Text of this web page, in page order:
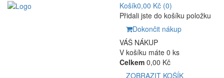
Košík0,00 Kč (0)
Přidali jste do košíku položku
Dokončit nákup
VÁŠ NÁKUP
V košíku máte 0 ks
Celkem 0,00 Kč
ZOBRAZIT KOŠÍK